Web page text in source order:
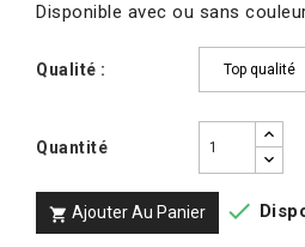
Disponible avec ou sans
Qualité :
Quantité
 Ajouter Au Panier 